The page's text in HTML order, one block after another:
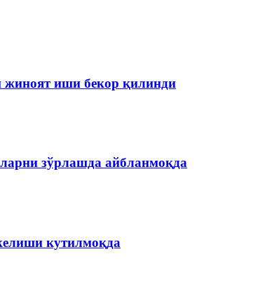
жиноят иши бекор қилинди
зўрлашда айбланмоқда
кутилмоқда